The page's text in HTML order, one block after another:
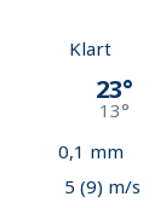
Klart
23°
13°
0,1 mm
5 (9) m/s